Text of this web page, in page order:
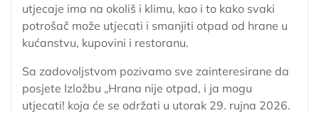
utjecaje ima na okoliš i klimu, kao i to kako svaki
potrošač može utjecati i smanjiti otpad od hrane u
kućanstvu, kupovini i restoranu.
Sa zadovoljstvom pozivamo sve zainteresirane da
posjete Izložbu „Hrana nije otpad, i ja mogu
utjecati! koja će se održati u utorak 29. rujna 2026.